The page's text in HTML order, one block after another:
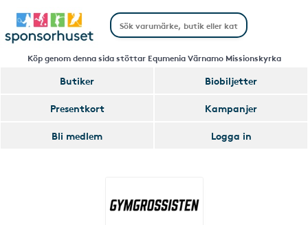
Köp genom denna sida stöttar Equmenia Värnamo Missionskyrka
Butiker
Biobiljetter
Presentkort
Kampanjer
Bli medlem
Logga in